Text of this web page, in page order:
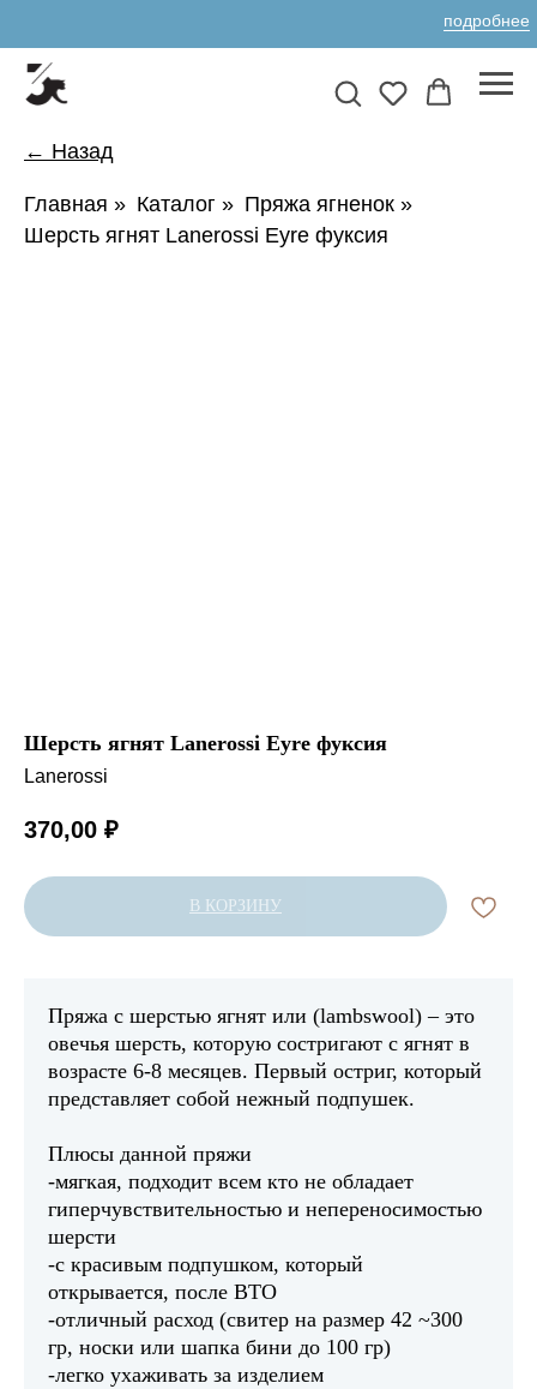
подробнее
← Назад
Главная » Каталог » Пряжа ягненок »
Шерсть ягнят Lanerossi Eyre фуксия
Шерсть ягнят Lanerossi Eyre фуксия
Lanerossi
370,00 ₽
В КОРЗИНУ
Пряжа с шерстью ягнят или (lambswool) – это
овечья шерсть, которую состригают с ягнят в
возрасте 6-8 месяцев. Первый остриг, который
представляет собой нежный подпушек.
Плюсы данной пряжи
-мягкая, подходит всем кто не обладает
гиперчувствительностью и непереносимостью
шерсти
-с красивым подпушком, который
открывается, после ВТО
-отличный расход (свитер на размер 42 ~300
гр, носки или шапка бини до 100 гр)
-легко ухаживать за изделием